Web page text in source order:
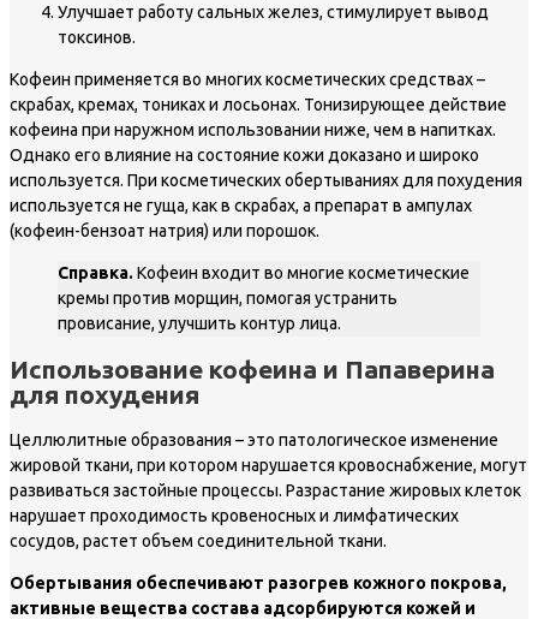
Улучшает работу сальных желез, стимулирует вывод
токсинов.
Кофеин применяется во многих косметических средствах –
скрабах, кремах, тониках и лосьонах. Тонизирующее действие
кофеина при наружном использовании ниже, чем в напитках.
Однако его влияние на состояние кожи доказано и широко
используется. При косметических обертываниях для похудения
используется не гуща, как в скрабах, а препарат в ампулах
(кофеин-бензоат натрия) или порошок.
Справка. Кофеин входит во многие косметические
кремы против морщин, помогая устранить
провисание, улучшить контур лица.
Использование кофеина и Папаверина
для похудения
Целлюлитные образования – это патологическое изменение
жировой ткани, при котором нарушается кровоснабжение, могут
развиваться застойные процессы. Разрастание жировых клеток
нарушает проходимость кровеносных и лимфатических
сосудов, растет объем соединительной ткани.
Обертывания обеспечивают разогрев кожного покрова,
активные вещества состава адсорбируются кожей и